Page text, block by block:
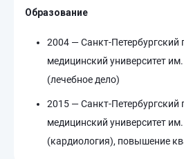
Образование
2004 — Санкт-Петербургский
медицинский университет
(лечебное дело)
2015 — Санкт-Петербургский
медицинский университет
(кардиология), повышение